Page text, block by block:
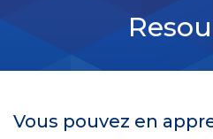
Vous pouvez en